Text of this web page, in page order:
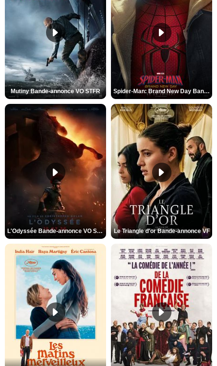
Mutiny Bande-annonce VO STFR Spider-Man: Brand New Day Bande-annonce VO STFR
L'Odyssée Bande-annonce VO STFR Le Triangle d'or Bande-annonce VF